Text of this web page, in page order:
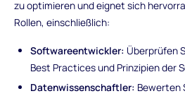
zu optimieren und eignet sich
Rollen, einschließlich:
Softwareentwickler: Überprüfen
Best Practices und Prinzipien der
Datenwissenschaftler: Bewerten